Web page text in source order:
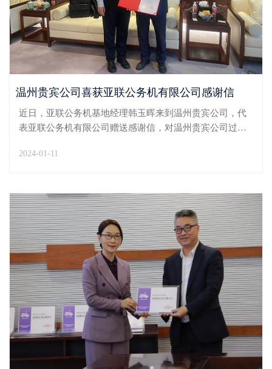
温州贵宾公司喜获亚联公务机有限公司感谢信
近日，亚联公务机基地经理韩玉晖来到温州贵宾公司，代
表亚联公务机有限公司赠送感谢信，对温州贵宾公司过去
质服务表示诚挚谢意。副总经理周杰代表公司接受感谢
2024-01-11